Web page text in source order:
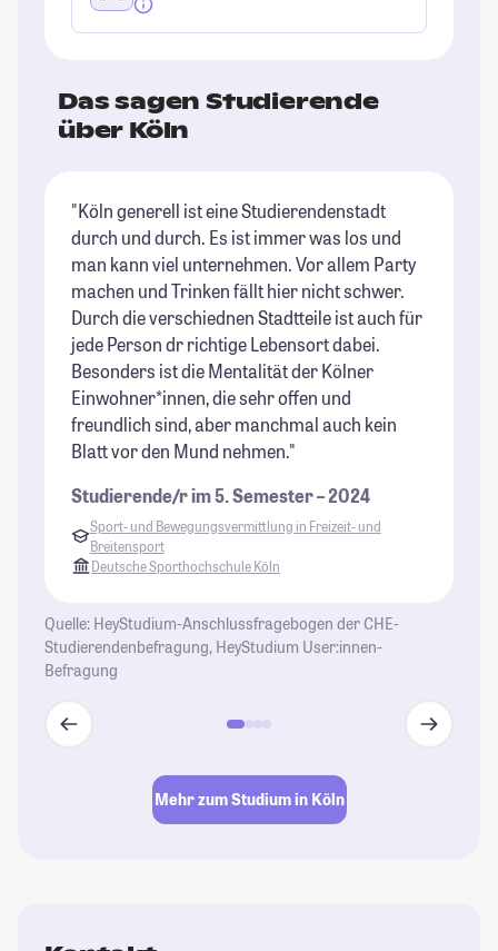
Das sagen Studierende
über Köln
"Köln generell ist eine Studierendenstadt
durch und durch. Es ist immer was los und
man kann viel unternehmen. Vor allem Party
machen und Trinken fällt hier nicht schwer.
Durch die verschiednen Stadtteile ist auch für
jede Person dr richtige Lebensort dabei.
Besonders ist die Mentalität der Kölner
Einwohner*innen, die sehr offen und
freundlich sind, aber manchmal auch kein
Blatt vor den Mund nehmen."
Studierende/r im 5. Semester – 2024
Sport- und Bewegungsvermittlung in Freizeit- und
Breitensport
Deutsche Sporthochschule Köln
Quelle: HeyStudium-Anschlussfragebogen der CHE-
Studierendenbefragung, HeyStudium User:innen-
Befragung
Mehr zum Studium in Köln